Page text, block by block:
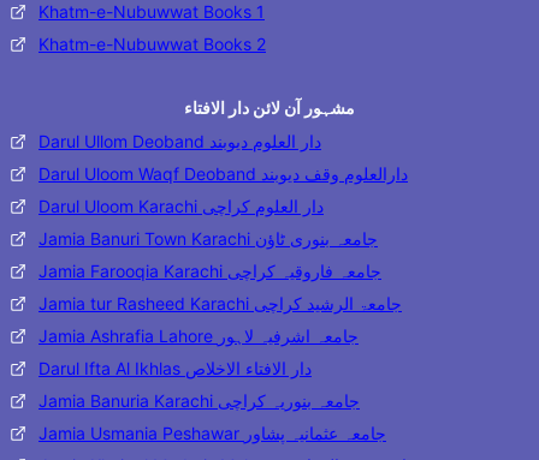
Khatm-e-Nubuwwat Books 1
Khatm-e-Nubuwwat Books 2
مشہور آن لائن دار الافتاء
Darul Ullom Deoband دار العلوم دیوبند
Darul Uloom Waqf Deoband دارالعلوم وقف دیوبند
Darul Uloom Karachi دار العلوم کراچی
Jamia Banuri Town Karachi جامعہ بنوری ٹاؤن
Jamia Farooqia Karachi جامعہ فاروقیہ کراچی
Jamia tur Rasheed Karachi جامعۃ الرشید کراچی
Jamia Ashrafia Lahore جامعہ اشرفیہ لاہور
Darul Ifta Al Ikhlas دار الافتاء الاخلاص
Jamia Banuria Karachi جامعہ بنوریہ کراچی
Jamia Usmania Peshawar جامعہ عثمانیہ پشاور